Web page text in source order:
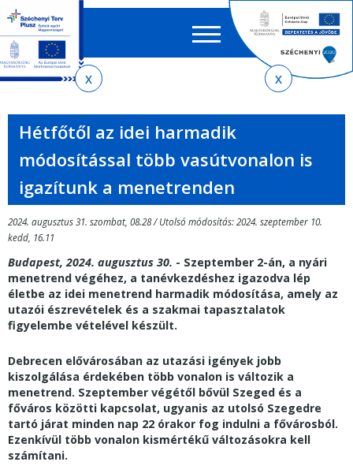
menetrendkeresőhöz
almenühöz
tartalomra
oldaltérképre
EN HU
űrlap
Hétfőtől az idei harmadik
módosítással több vasútvonalon is
igazítunk a menetrenden
2024. augusztus 31. szombat, 08.28 / Utolsó módosítás: 2024. szeptember 10.
kedd, 16.11
Budapest, 2024. augusztus 30. - Szeptember 2-án, a nyári
menetrend végéhez, a tanévkezdéshez igazodva lép
életbe az idei menetrend harmadik módosítása, amely az
utazói észrevételek és a szakmai tapasztalatok
figyelembe vételével készült.
Debrecen elővárosában az utazási igények jobb
kiszolgálása érdekében több vonalon is változik a
menetrend. Szeptember végétől bővül Szeged és a
főváros közötti kapcsolat, ugyanis az utolsó Szegedre
tartó járat minden nap 22 órakor fog indulni a fővárosból.
Ezenkívül több vonalon kismértékű változásokra kell
számítani.